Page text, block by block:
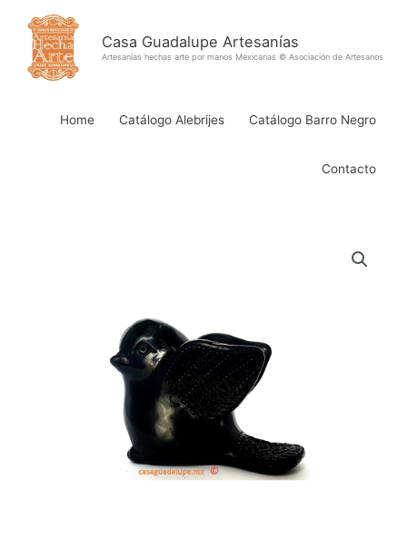
contenido
Casa Guadalupe Artesanías
Artesanías hechas arte por manos Mexicanas © Asociación de Artesanos
Home Catálogo Alebrijes Catálogo Barro Negro
Contacto